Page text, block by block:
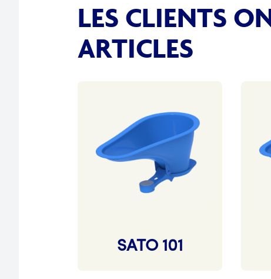
LES CLIENTS
ARTICLES
SATO 101